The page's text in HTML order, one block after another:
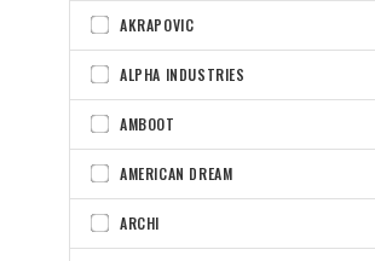
AKRAPOVIC
ALPHA INDUSTRIES
AMBOOT
AMERICAN DREAM
ARCHI